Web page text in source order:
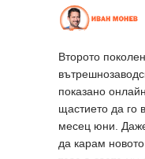
Второто
показано
щастието да го
месец юни.
да карам